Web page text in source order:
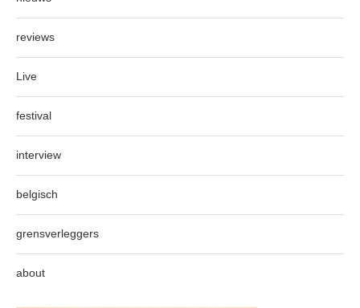
reviews
Live
festival
interview
belgisch
grensverleggers
about